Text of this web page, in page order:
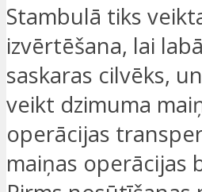
Stambulā tiks
izvērtēšana, lai
saskaras cilvēks,
veikt dzimuma
operācijas
maiņas operācijas